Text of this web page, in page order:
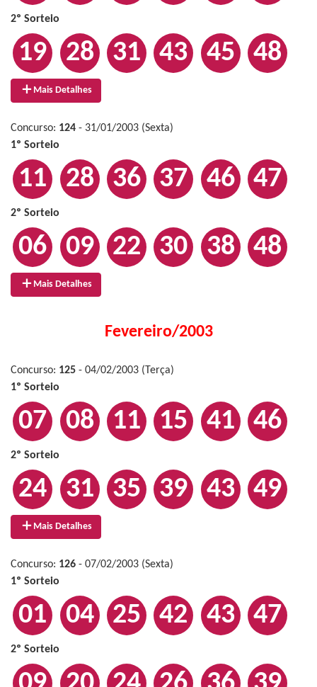
2º Sorteio
19 28 31 43 45 48
Mais Detalhes
Concurso: 124 - 31/01/2003 (Sexta)
1º Sorteio
11 28 36 37 46 47
2º Sorteio
06 09 22 30 38 48
Mais Detalhes
Fevereiro/2003
Concurso: 125 - 04/02/2003 (Terça)
1º Sorteio
07 08 11 15 41 46
2º Sorteio
24 31 35 39 43 49
Mais Detalhes
Concurso: 126 - 07/02/2003 (Sexta)
1º Sorteio
01 04 25 42 43 47
2º Sorteio